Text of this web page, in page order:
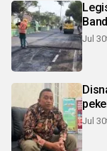
Legislator :
Jul
Jul